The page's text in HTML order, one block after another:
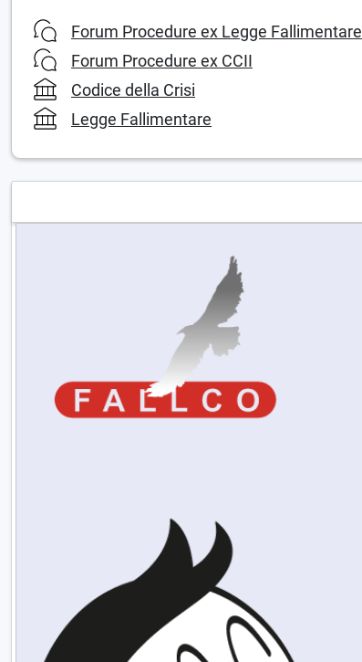
Forum Procedure ex Legge Fallimentare
Forum Procedure ex CCII
Codice della Crisi
Legge Fallimentare